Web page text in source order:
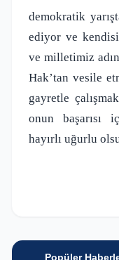
demokratik
ediyor ve
ve milletimiz
Hak’tan vesile
gayretle
onun başarısı
hayırlı uğurlu
Popüler